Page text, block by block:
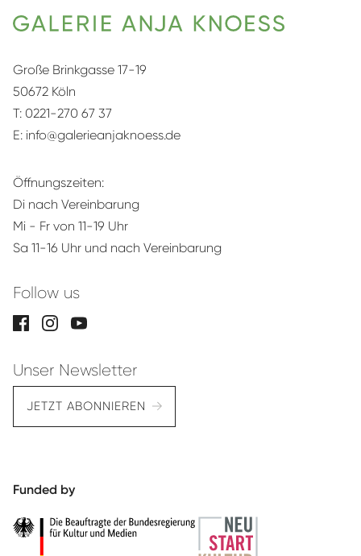
Große Brinkgasse 17-19
50672 Köln
T: 0221-270 67 37
E: info@galerieanjaknoess.de
Öffnungszeiten:
Di nach Vereinbarung
Mi - Fr von 11-19 Uhr
Sa 11-16 Uhr und nach Vereinbarung
Follow us
Unser Newsletter
JETZT ABONNIEREN
Funded by